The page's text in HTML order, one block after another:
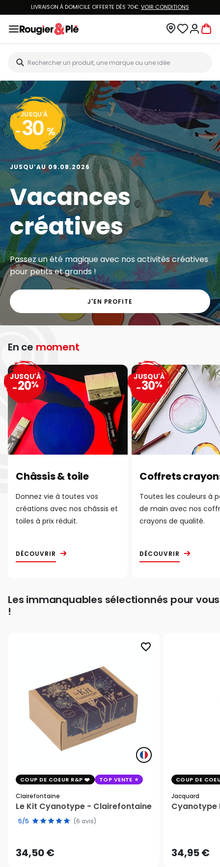
VOUS ÊTES CLIENT ROUGIER&PLÉ ? CRÉEZ UN NOUVEAU MOT DE PASSE ET ACCÉDEZ
ÀVOTRE COMPTE.
JUSQU'À
- 20 %
JUSQU’AU 13.08.2026
Big Art
Exclu web - Gros volumes à petits prix sur une
grande sélection de matériel artistique.
J'EN PROFITE
En ce moment
Châssis & toile
Donnez vie à toutes vos
créations avec nos châssis et
toiles à prix réduit.
DÉCOUVRIR
JUSQU'À
-20%
Coffrets
Toutes les couleurs à
de main avec nos
crayons de qualité.
DÉCOUVRIR
JUSQU'À
-30%
Les immanquables sélectionnés pour vous
!
favorite_border
COUP DE COEUR R&P TOP VENTE
Clairefontaine
Le Kit Cyanotype - Clairefontaine
5/5 (6 avis)
34,50 €
COUP DE
Jacquard
Cyanotype
34,95 €